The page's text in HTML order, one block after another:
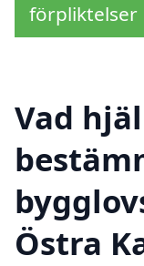
förpliktelser
Vad
Östra